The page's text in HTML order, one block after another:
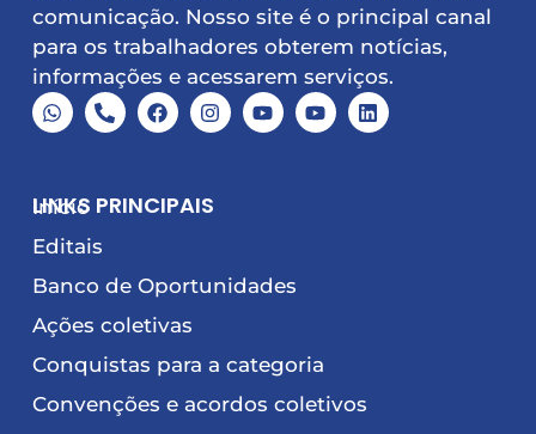
comunicação. Nosso site é o principal canal
para os trabalhadores obterem notícias,
informações e acessarem serviços.
LINKS PRINCIPAIS
Início
Editais
Banco de Oportunidades
Ações coletivas
Conquistas para a categoria
Convenções e acordos coletivos